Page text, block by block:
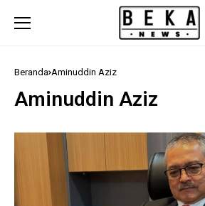
Beranda Aminuddin Aziz
Aminuddin Aziz